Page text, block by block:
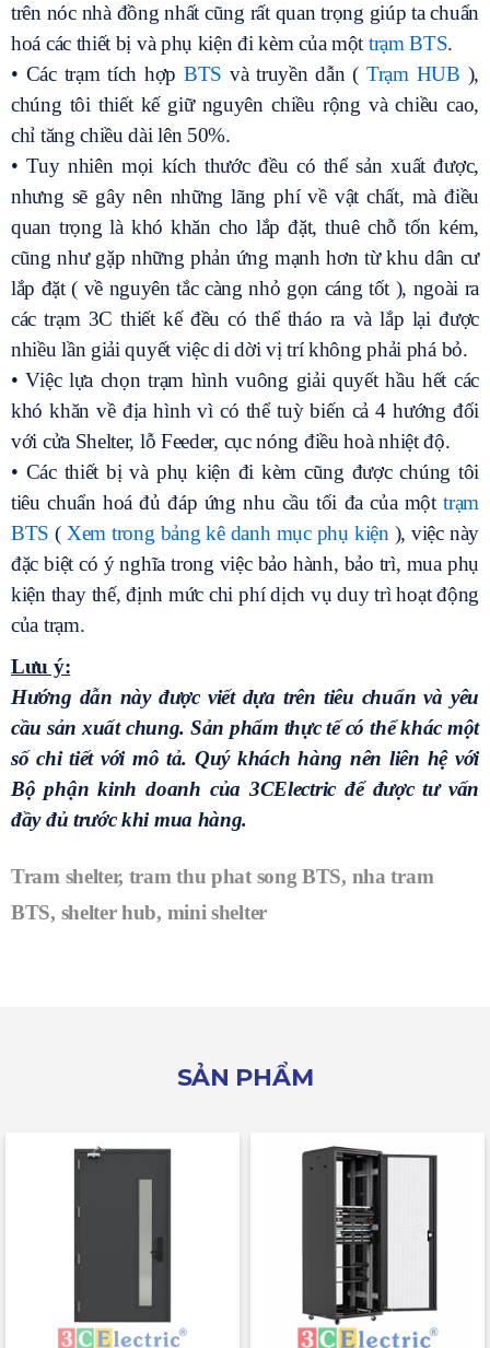
trên nóc nhà đồng nhất cũng rất quan trọng giúp ta chuẩn
hoá các thiết bị và phụ kiện đi kèm của một trạm BTS.
• Các trạm tích hợp BTS và truyền dẫn ( Trạm HUB ),
chúng tôi thiết kế giữ nguyên chiều rộng và chiều cao,
chỉ tăng chiều dài lên 50%.
• Tuy nhiên mọi kích thước đều có thể sản xuất được,
nhưng sẽ gây nên những lãng phí về vật chất, mà điều
quan trọng là khó khăn cho lắp đặt, thuê chỗ tốn kém,
cũng như gặp những phản ứng mạnh hơn từ khu dân cư
lắp đặt ( về nguyên tắc càng nhỏ gọn cáng tốt ), ngoài ra
các trạm 3C thiết kế đều có thể tháo ra và lắp lại được
nhiều lần giải quyết việc di dời vị trí không phải phá bỏ.
• Việc lựa chọn trạm hình vuông giải quyết hầu hết các
khó khăn về địa hình vì có thể tuỳ biến cả 4 hướng đối
với cửa Shelter, lỗ Feeder, cục nóng điều hoà nhiệt độ.
• Các thiết bị và phụ kiện đi kèm cũng được chúng tôi
tiêu chuẩn hoá đủ đáp ứng nhu cầu tối đa của mộttrạm
BTS ( Xem trong bảng kê danh mục phụ kiện ), việc này
đặc biệt có ý nghĩa trong việc bảo hành, bảo trì, mua phụ
kiện thay thế, định mức chi phí dịch vụ duy trì hoạt động
của trạm.
Lưu ý:
Hướng dẫn này được viết dựa trên tiêu chuẩn và yêu
cầu sản xuất chung. Sản phẩm thực tế có thể khác một
số chi tiết với mô tả. Quý khách hàng nên liên hệ với
Bộ phận kinh doanh của 3CElectric để được tư vấn
đầy đủ trước khi mua hàng.
Tram shelter, tram thu phat song BTS, nha tram
BTS, shelter hub, mini shelter
SẢN PHẨM